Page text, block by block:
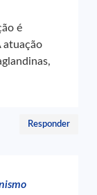
é
atuação
Responder